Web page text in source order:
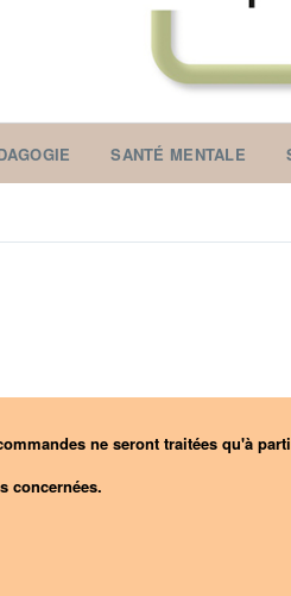
SANTÉ MENTALE
ne seront traitées qu'à
concernées.